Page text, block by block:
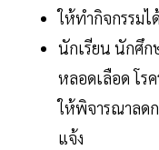
ให้ทำกิจกรรม
นักเรียน นักศึก
หลอดเลือด โร
ให้พิจารณาลด
แจ้ง